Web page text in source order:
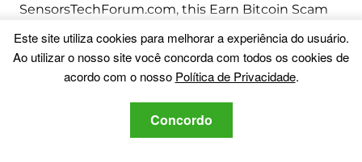
SensorsTechForum.com, this Earn Bitcoin Scam
uma extensa pesquisa, trabalho árduo e a
remover o específico, problema relacionado ao
adware, e restaure seu navegador e sistema de
Este site utiliza cookies para melhorar a experiência do usuário.
Ao utilizar o nosso site você concorda com todos os cookies de
acordo com o nosso Política de Privacidade.
Concordo